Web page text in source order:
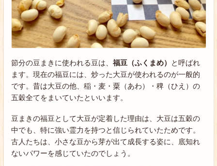
節分の豆まきに使われる豆は、 福豆（ふくまめ）
と呼ばれ
ます。現在の福豆には、炒った大豆が使われるのが一般的
です。昔は大豆の他、稲・麦・粟（あわ）・稗（ひえ）の
五穀全てをまいていたといいます。
豆まきの福豆として大豆が定着した理由は、大豆は五穀の
中でも、特に強い霊力を持つと信じられていたためです。
古人たちは、小さな豆から芽が出て成長する姿に、底知れ
ないパワーを感じていたのでしょう。